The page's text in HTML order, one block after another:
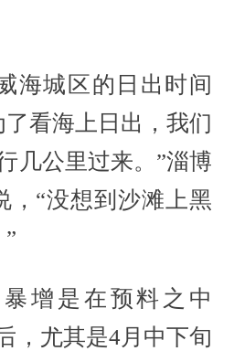
城区的日出时间
了看海上日出，我们
几公里过来。”淄博
，“没想到沙滩上黑
是在预料之中
，尤其是4月中下旬